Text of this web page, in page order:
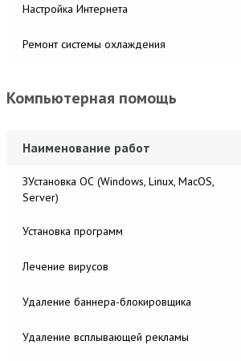
Настройка Интернета
Ремонт системы охлаждения
Компьютерная помощь
Наименование работ
ЗУстановка ОС (Windows, Linux, MacOS,
Server)
Установка программ
Лечение вирусов
Удаление баннера-блокировщика
Удаление всплывающей рекламы